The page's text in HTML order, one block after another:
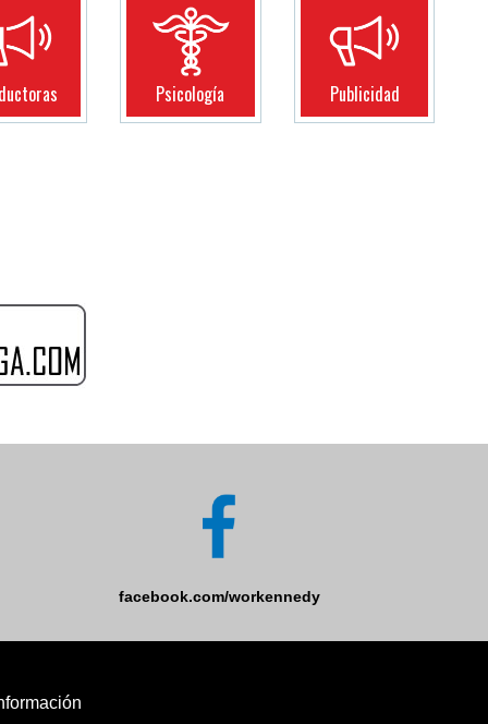
Psicología Publicidad
facebook.com/workennedy